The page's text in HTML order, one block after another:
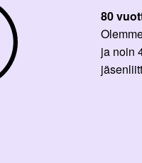
80
ja noin